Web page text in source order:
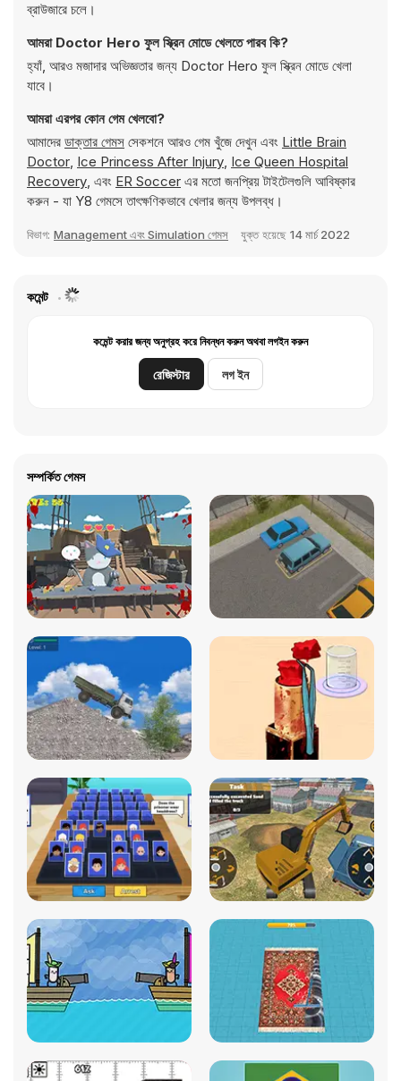
ব্রাউজারে চলে।
আমরা Doctor Hero ফুল স্ক্রিন মোডে খেলতে পারব কি?
হ্যাঁ, আরও মজাদার অভিজ্ঞতার জন্য Doctor Hero ফুল স্ক্রিন মোডে খেলা
যাবে।
আমরা এরপর কোন গেম খেলবো?
আমাদের ডাক্তার গেমস সেকশনে আরও গেম খুঁজে দেখুন এবং Little Brain
Doctor, Ice Princess After Injury, Ice Queen Hospital
Recovery, এবং ER Soccer এর মতো জনপ্রিয় টাইটেলগুলি আবিষ্কার
করুন - যা Y8 গেমসে তাৎক্ষণিকভাবে খেলার জন্য উপলব্ধ।
বিভাগ: Management এবং Simulation গেমস যুক্ত হয়েছে 14 মার্চ 2022
কমেন্ট
কমেন্ট করার জন্য অনুগ্রহ করে নিবন্ধন করুন অথবা লগইন করুন
রেজিস্টার লগ ইন
সম্পর্কিত গেমস